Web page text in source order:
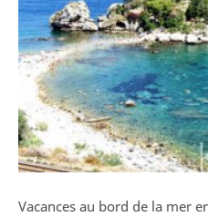
Vacances au bord de la mer